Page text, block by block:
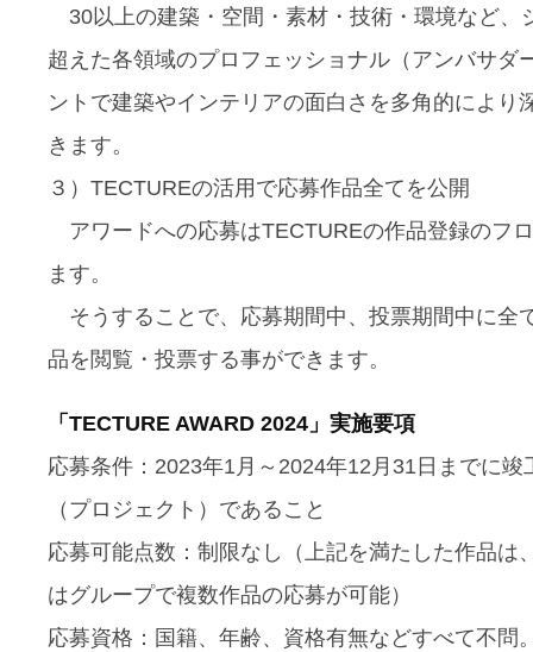
30以上の建築・空間・素材・技術・環境など、
超えた各領域のプロフェッショナル（アンバサダ
ントで建築やインテリアの面白さを多角的により
きます。
３）TECTUREの活用で応募作品全てを公開
アワードへの応募はTECTUREの作品登録のフ
ます。
そうすることで、応募期間中、投票期間中に全
品を閲覧・投票する事ができます。
「TECTURE AWARD 2024」実施要項
応募条件：2023年1月～2024年12月31日までに竣
（プロジェクト）であること
応募可能点数：制限なし（上記を満たした作品は
はグループで複数作品の応募が可能）
応募資格：国籍、年齢、資格有無などすべて不問